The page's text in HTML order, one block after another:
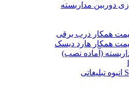
دوربین مداربسته
همکار درب برقی
همکار هارد دیسک
(آماده نصب)